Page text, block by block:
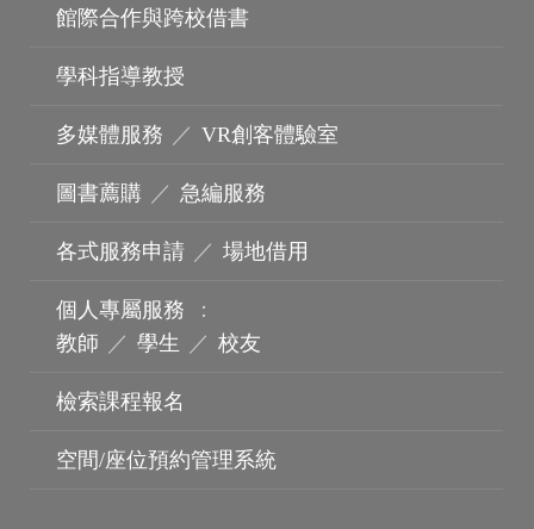
館際合作與跨校借書
學科指導教授
多媒體服務 ／ VR創客體驗室
圖書薦購 ／ 急編服務
各式服務申請 ／ 場地借用
個人專屬服務
：
教師 ／ 學生 ／ 校友
檢索課程報名
空間/座位預約管理系統